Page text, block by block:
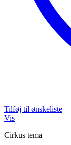
Tilføj til ønskeliste
Vis
Cirkus tema